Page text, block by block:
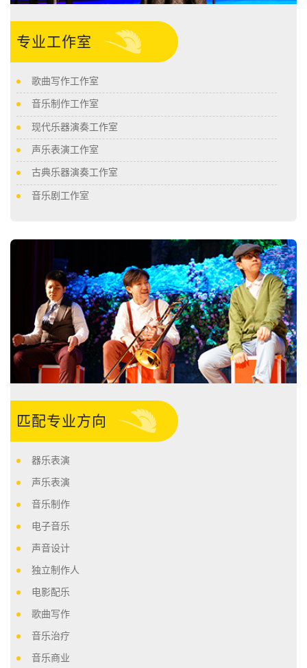
专业工作室
歌曲写作工作室
音乐制作工作室
现代乐器演奏工作室
声乐表演工作室
古典乐器演奏工作室
音乐剧工作室
匹配专业方向
器乐表演
声乐表演
音乐制作
电子音乐
声音设计
独立制作人
电影配乐
歌曲写作
音乐治疗
音乐商业